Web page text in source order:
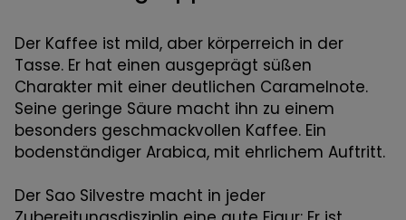
Der Kaffee ist mild, aber körperreich in der
Tasse. Er hat einen ausgeprägt süßen
Charakter mit einer deutlichen Caramelnote.
Seine geringe Säure macht ihn zu einem
besonders geschmackvollen Kaffee. Ein
bodenständiger Arabica, mit ehrlichem Auftritt.
Der Sao Silvestre macht in jeder